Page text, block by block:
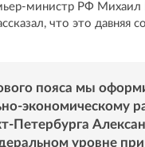
министр РФ
что это давняя
пояса мы
экономическому
Петербурга
уровне